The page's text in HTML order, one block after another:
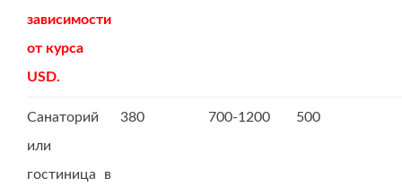
зависимости
от курса
USD.
Санаторий
или
гостиница в
380 700-1200 500